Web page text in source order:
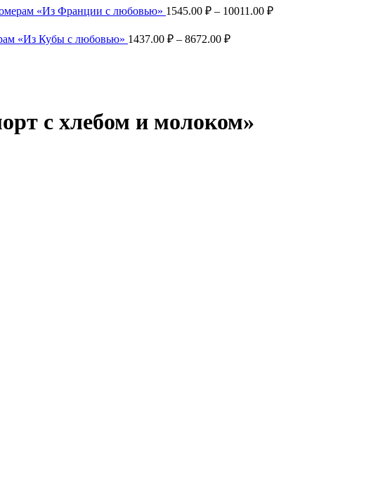
«Из Франции с любовью» 1545.00 ₽ – 10011.00 ₽Диапазон
«Из Кубы с любовью» 1437.00 ₽ – 8672.00 ₽Диапазон
с хлебом и молоком»